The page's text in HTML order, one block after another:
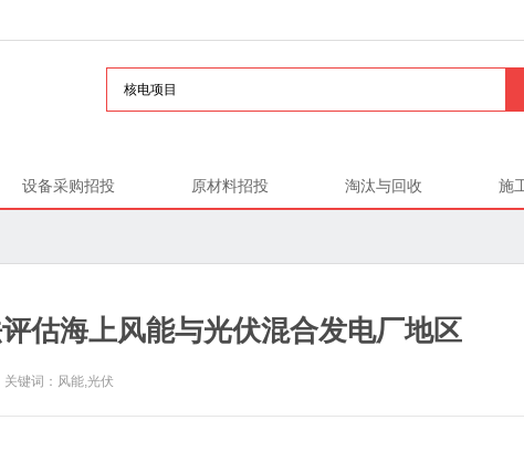
设备采购招投 原材料招投 淘汰与回收 施
估海上风能与光伏混合发电厂地区
键词：风能,光伏